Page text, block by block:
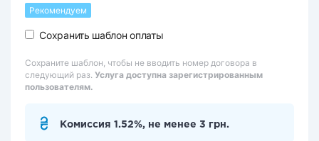
Рекомендуем
Сохранить шаблон оплаты
Сохраните шаблон, чтобы не вводить номер договора в
следующий раз. Услуга доступна зарегистрированным
пользователям.
Комиссия 1.52%, не менее 3 грн.